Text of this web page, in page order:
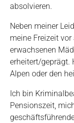
absolvieren.
Neben meiner
meine Freizeit
erwachsenen
erheitert/geprägt.
Alpen oder den
Ich bin
Pensionszeit,